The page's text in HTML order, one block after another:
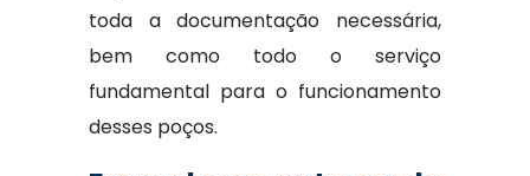
toda a documentação necessária,
bem como todo o serviço
fundamental para o funcionamento
desses poços.